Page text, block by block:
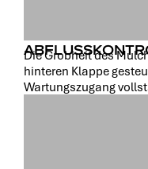
Die Grobheit des
hinteren Klappe
Wartungszugang